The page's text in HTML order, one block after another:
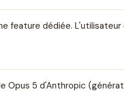
feature dédiée.
Opus 5 d'Anthropic